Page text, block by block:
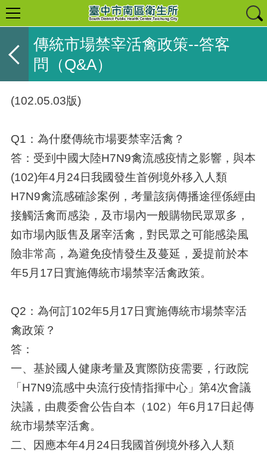
傳統市場禁宰活禽政策--答客
問（Q&A）
(102.05.03版)
Q1：為什麼傳統市場要禁宰活禽？
答：受到中國大陸H7N9禽流感疫情之影響，與本
(102)年4月24日我國發生首例境外移入人類
H7N9禽流感確診案例，考量該病傳播途徑係經由
接觸活禽而感染，及市場內一般購物民眾眾多，
如市場內販售及屠宰活禽，對民眾之可能感染風
險非常高，為避免疫情發生及蔓延，爰提前於本
年5月17日實施傳統市場禁宰活禽政策。
Q2：為何訂102年5月17日實施傳統市場禁宰活
禽政策？
答：
一、基於國人健康考量及實際防疫需要，行政院
「H7N9流感中央流行疫情指揮中心」第4次會議
決議，由農委會公告自本（102）年6月17日起傳
統市場禁宰活禽。
二、因應本年4月24日我國首例境外移入人類